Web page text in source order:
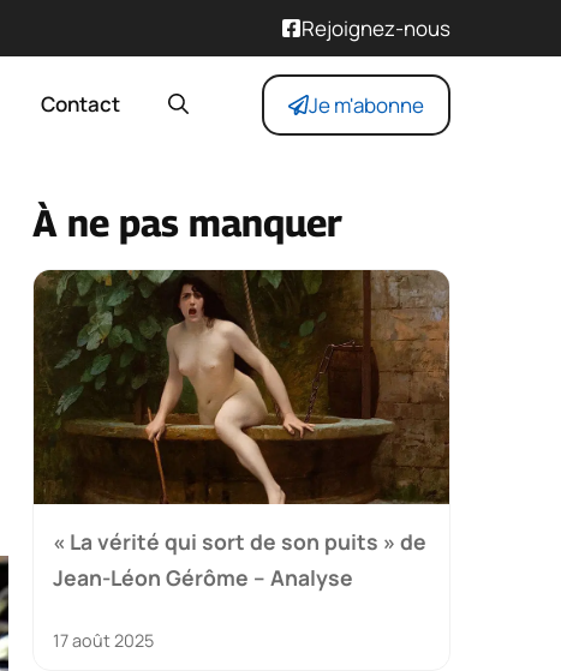
Rejoignez-nous
Contact Je m'abonne
À ne pas manquer
« La vérité qui sort de son puits » de
Jean-Léon Gérôme – Analyse
17 août 2025